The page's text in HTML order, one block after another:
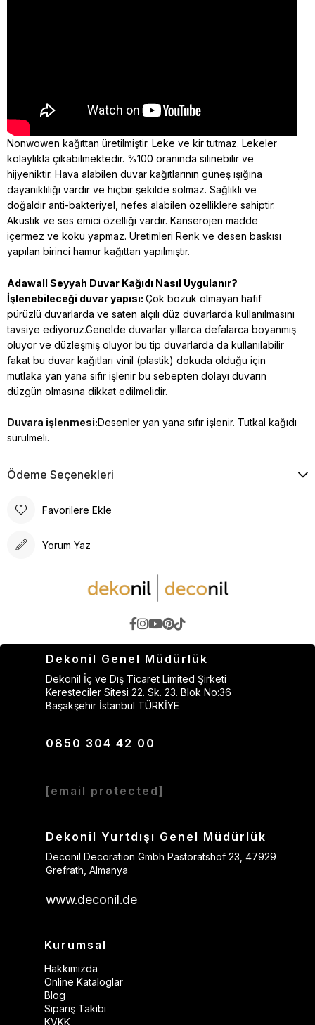
Nonwowen kağıttan üretilmiştir. Leke ve kir tutmaz. Lekeler
kolaylıkla çıkabilmektedir. %100 oranında silinebilir ve
hijyeniktir. Hava alabilen duvar kağıtlarının güneş ışığına
dayanıklılığı vardır ve hiçbir şekilde solmaz. Sağlıklı ve
doğaldır anti-bakteriyel, nefes alabilen özelliklere sahiptir.
Akustik ve ses emici özelliği vardır. Kanserojen madde
içermez ve koku yapmaz. Üretimleri Renk ve desen baskısı
yapılan birinci hamur kağıttan yapılmıştır.
Adawall Seyyah Duvar Kağıdı Nasıl Uygulanır?
İşlenebileceği duvar yapısı: Çok bozuk olmayan hafif
pürüzlü duvarlarda ve saten alçılı düz duvarlarda kullanılmasını
tavsiye ediyoruz.Genelde duvarlar yıllarca defalarca boyanmış
oluyor ve düzleşmiş oluyor bu tip duvarlarda da kullanılabilir
fakat bu duvar kağıtları vinil (plastik) dokuda olduğu için
mutlaka yan yana sıfır işlenir bu sebepten dolayı duvarın
düzgün olmasına dikkat edilmelidir.
Duvara işlenmesi:Desenler yan yana sıfır işlenir. Tutkal kağıdı
sürülmeli.
Ödeme Seçenekleri
Favorilere Ekle
Yorum Yaz
Dekonil Genel Müdürlük
Dekonil İç ve Dış Ticaret Limited Şirketi
Keresteciler Sitesi 22. Sk. 23. Blok No:36
Başakşehir İstanbul TÜRKİYE
0850 304 42 00
[email protected]
Dekonil Yurtdışı Genel Müdürlük
Deconil Decoration Gmbh Pastoratshof 23, 47929
Grefrath, Almanya
www.deconil.de
Kurumsal
Hakkımızda
Online Kataloglar
Blog
Sipariş Takibi
KVKK